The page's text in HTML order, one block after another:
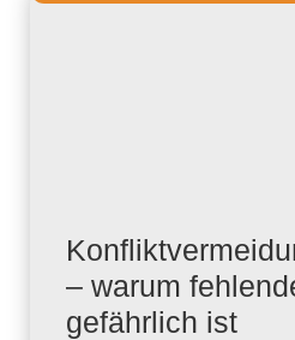
– warum
gefährlich ist